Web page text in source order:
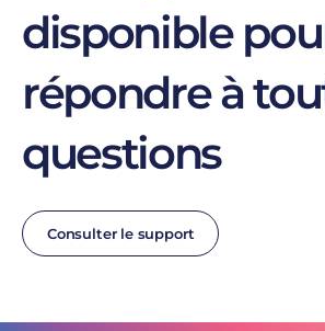
disponible
répondre à
questions
Consulter le support